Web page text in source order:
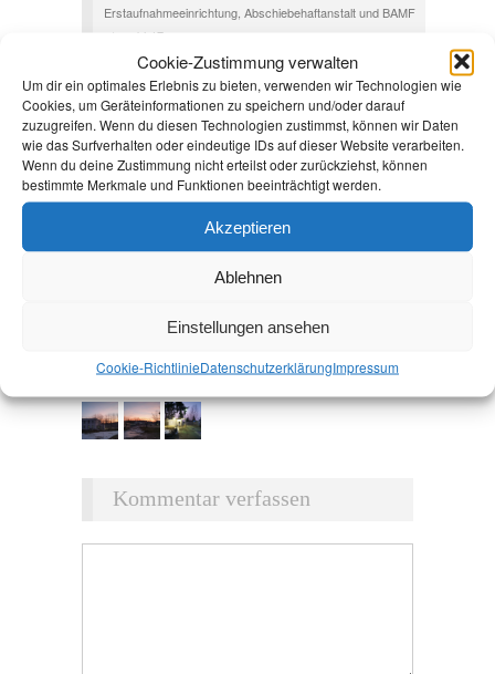
Cookie-Zustimmung verwalten
Um dir ein optimales Erlebnis zu bieten, verwenden wir Technologien wie
Cookies, um Geräteinformationen zu speichern und/oder darauf
zuzugreifen. Wenn du diesen Technologien zustimmst, können wir Daten
wie das Surfverhalten oder eindeutige IDs auf dieser Website verarbeiten.
Wenn du deine Zustimmung nicht erteilst oder zurückziehst, können
bestimmte Merkmale und Funktionen beeinträchtigt werden.
Akzeptieren
Ablehnen
Einstellungen ansehen
Cookie-RichtlinieDatenschutz­erklärungImpressum
Erstaufnahmeeinrichtung, Abschiebehaftanstalt und BAMF
/
zabh17
Kommentar verfassen